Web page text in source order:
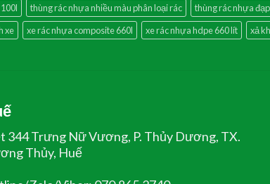
thùng rác nhựa nhiều màu phân loại rác thùng rác nhựa
xe xe rác nhựa composite 660l xe rác nhựa hdpe 660 lít xả
344 Trưng Nữ Vương, P. Thủy Dương, TX.
Thủy, Huế